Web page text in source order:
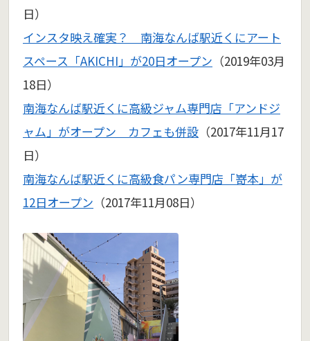
日）
インスタ映え確実？ 南海なんば駅近くにアート
スペース「AKICHI」が20日オープン （2019年03月
18日）
南海なんば駅近くに高級ジャム専門店「アンドジ
ャム」がオープン カフェも併設 （2017年11月17
日）
南海なんば駅近くに高級食パン専門店「嵜本」が
12日オープン （2017年11月08日）